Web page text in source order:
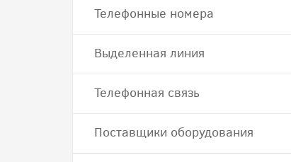
Телефонные номера
Выделенная линия
Телефонная связь
Поставщики оборудования